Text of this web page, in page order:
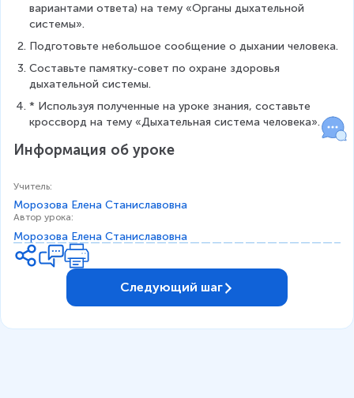
вариантами ответа) на тему «Органы дыхательной
системы».
Подготовьте небольшое сообщение о дыхании человека.
Составьте памятку-совет по охране здоровья
дыхательной системы.
* Используя полученные на уроке знания, составьте
кроссворд на тему «Дыхательная система человека».
Информация об уроке
Учитель:
Морозова Елена Станиславовна
Автор урока:
Морозова Елена Станиславовна
Следующий шаг